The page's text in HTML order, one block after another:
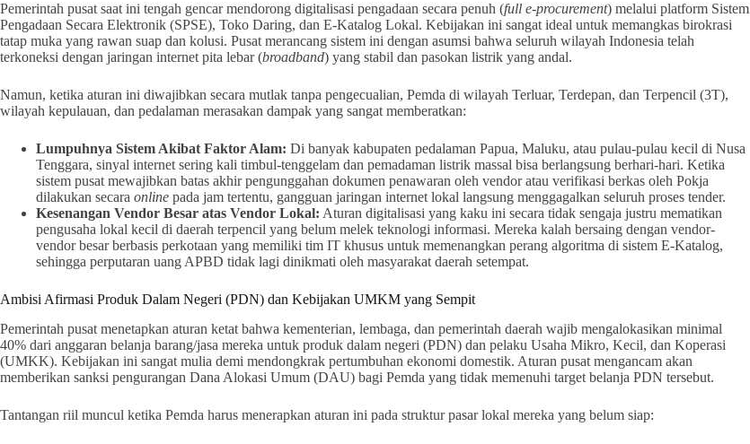
Pemerintah pusat saat ini tengah gencar mendorong digitalisasi pengadaan secara penuh (full e-procurement) melalui platform Sistem
Pengadaan Secara Elektronik (SPSE), Toko Daring, dan E-Katalog Lokal. Kebijakan ini sangat ideal untuk memangkas birokrasi
tatap muka yang rawan suap dan kolusi. Pusat merancang sistem ini dengan asumsi bahwa seluruh wilayah Indonesia telah
terkoneksi dengan jaringan internet pita lebar (broadband) yang stabil dan pasokan listrik yang andal.
Namun, ketika aturan ini diwajibkan secara mutlak tanpa pengecualian, Pemda di wilayah Terluar, Terdepan, dan Terpencil (3T),
wilayah kepulauan, dan pedalaman merasakan dampak yang sangat memberatkan:
Lumpuhnya Sistem Akibat Faktor Alam: Di banyak kabupaten pedalaman Papua, Maluku, atau pulau-pulau kecil di Nusa
Tenggara, sinyal internet sering kali timbul-tenggelam dan pemadaman listrik massal bisa berlangsung berhari-hari. Ketika
sistem pusat mewajibkan batas akhir pengunggahan dokumen penawaran oleh vendor atau verifikasi berkas oleh Pokja
dilakukan secara online pada jam tertentu, gangguan jaringan internet lokal langsung menggagalkan seluruh proses tender.
Kesenangan Vendor Besar atas Vendor Lokal: Aturan digitalisasi yang kaku ini secara tidak sengaja justru mematikan
pengusaha lokal kecil di daerah terpencil yang belum melek teknologi informasi. Mereka kalah bersaing dengan vendor-
vendor besar berbasis perkotaan yang memiliki tim IT khusus untuk memenangkan perang algoritma di sistem E-Katalog,
sehingga perputaran uang APBD tidak lagi dinikmati oleh masyarakat daerah setempat.
Ambisi Afirmasi Produk Dalam Negeri (PDN) dan Kebijakan UMKM yang Sempit
Pemerintah pusat menetapkan aturan ketat bahwa kementerian, lembaga, dan pemerintah daerah wajib mengalokasikan minimal
40% dari anggaran belanja barang/jasa mereka untuk produk dalam negeri (PDN) dan pelaku Usaha Mikro, Kecil, dan Koperasi
(UMKK). Kebijakan ini sangat mulia demi mendongkrak pertumbuhan ekonomi domestik. Aturan pusat mengancam akan
memberikan sanksi pengurangan Dana Alokasi Umum (DAU) bagi Pemda yang tidak memenuhi target belanja PDN tersebut.
Tantangan riil muncul ketika Pemda harus menerapkan aturan ini pada struktur pasar lokal mereka yang belum siap: